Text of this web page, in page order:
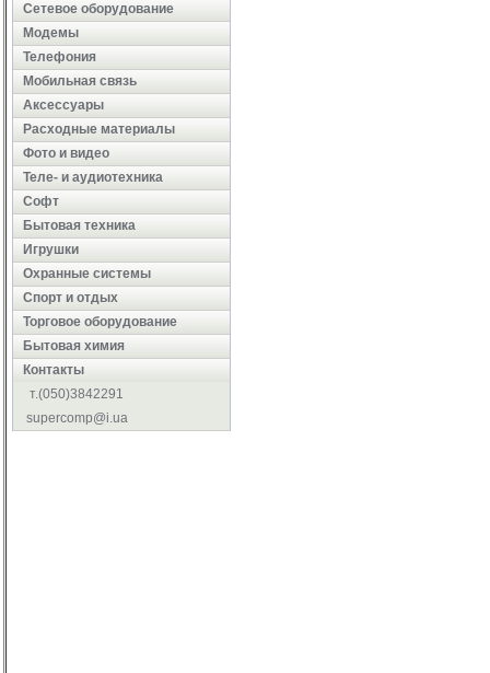
Сетевое оборудование
Модемы
Телефония
Мобильная связь
Аксессуары
Расходные материалы
Фото и видео
Теле- и аудиотехника
Софт
Бытовая техника
Игрушки
Охранные системы
Cпорт и отдых
Торговое оборудование
Бытовая химия
Контакты
т.(050)3842291
supercomp@i.ua